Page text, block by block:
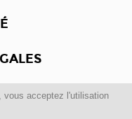
vous acceptez l'utilisation
droits réservés.